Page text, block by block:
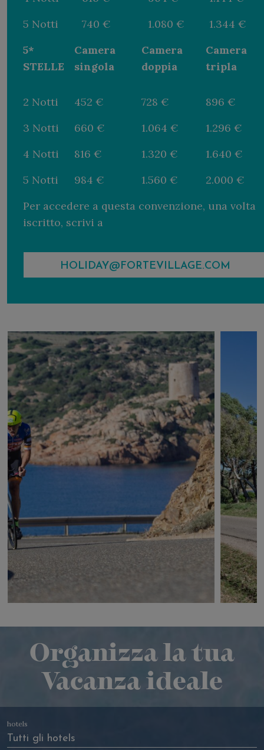
5 Notti
740 € 1.080 €
1.344 €
5*
STELLE
Camera
singola
Camera
doppia
Camera
tripla
2 Notti 452 € 728 €
896 €
3 Notti
660 € 1.064 €
1.296 €
4 Notti
816 € 1.320 €
1.640 €
5 Notti
984 € 1.560 €
2.000 €
Per accedere a questa convenzione, una volta
iscritto, scrivi a
HOLIDAY@FORTEVILLAGE.COM
Organizza la tua
Vacanza ideale
hotels